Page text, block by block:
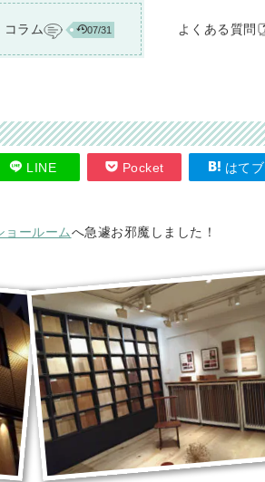
コラム 07/31 よくある質問
LINE Pocket はてブ
ョールームへ急遽お邪魔しました！